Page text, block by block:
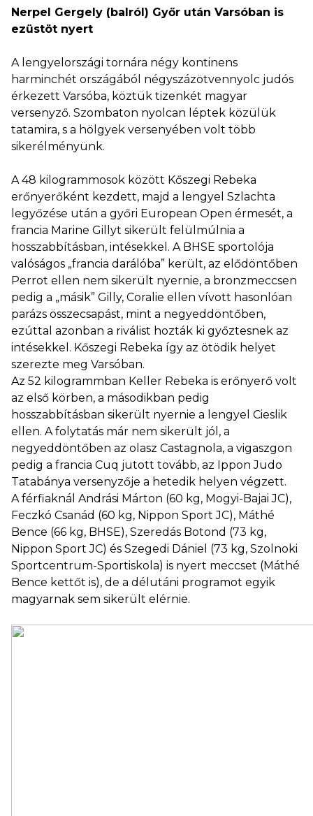
Nerpel Gergely (balról) Győr után Varsóban is
ezüstöt nyert
A lengyelországi tornára négy kontinens
harminchét országából négyszázötvennyolc judós
érkezett Varsóba, köztük tizenkét magyar
versenyző. Szombaton nyolcan léptek közülük
tatamira, s a hölgyek versenyében volt több
sikerélményünk.
A 48 kilogrammosok között Kőszegi Rebeka
erőnyerőként kezdett, majd a lengyel Szlachta
legyőzése után a győri European Open érmesét, a
francia Marine Gillyt sikerült felülmúlnia a
hosszabbításban, intésekkel. A BHSE sportolója
valóságos „francia darálóba” került, az elődöntőben
Perrot ellen nem sikerült nyernie, a bronzmeccsen
pedig a „másik” Gilly, Coralie ellen vívott hasonlóan
parázs összecsapást, mint a negyeddöntőben,
ezúttal azonban a riválist hozták ki győztesnek az
intésekkel. Kőszegi Rebeka így az ötödik helyet
szerezte meg Varsóban.
Az 52 kilogrammban Keller Rebeka is erőnyerő volt
az első körben, a másodikban pedig
hosszabbításban sikerült nyernie a lengyel Cieslik
ellen. A folytatás már nem sikerült jól, a
negyeddöntőben az olasz Castagnola, a vigaszgon
pedig a francia Cuq jutott tovább, az Ippon Judo
Tatabánya versenyzője a hetedik helyen végzett.
A férfiaknál Andrási Márton (60 kg, Mogyi-Bajai JC),
Feczkó Csanád (60 kg, Nippon Sport JC), Máthé
Bence (66 kg, BHSE), Szeredás Botond (73 kg,
Nippon Sport JC) és Szegedi Dániel (73 kg, Szolnoki
Sportcentrum-Sportiskola) is nyert meccset (Máthé
Bence kettőt is), de a délutáni programot egyik
magyarnak sem sikerült elérnie.